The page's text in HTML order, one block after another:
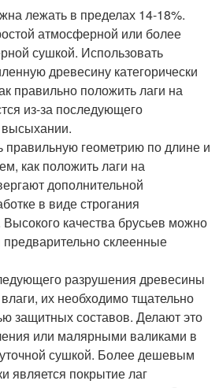
лежать в пределах 14-18%.
атмосферной или более
сушкой. Использовать
древесину категорически
правильно положить лаги на
из-за последующего
высыхании.
геометрию по длине и
как положить лаги на
дополнительной
в виде строгания
качества брусьев можно
предварительно склеенные
разрушения древесины
их необходимо тщательно
защитных составов. Делают это
или малярными валиками в
сушкой. Более дешевым
является покрытие лаг